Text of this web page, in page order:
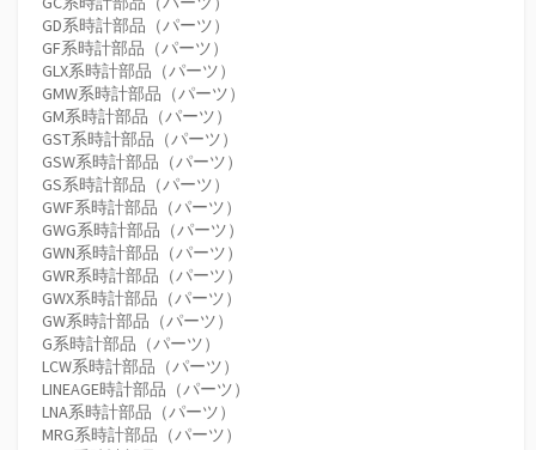
GD系時計部品（パーツ）
GF系時計部品（パーツ）
GLX系時計部品（パーツ）
GMW系時計部品（パーツ）
GM系時計部品（パーツ）
GST系時計部品（パーツ）
GSW系時計部品（パーツ）
GS系時計部品（パーツ）
GWF系時計部品（パーツ）
GWG系時計部品（パーツ）
GWN系時計部品（パーツ）
GWR系時計部品（パーツ）
GWX系時計部品（パーツ）
GW系時計部品（パーツ）
G系時計部品（パーツ）
LCW系時計部品（パーツ）
LINEAGE時計部品（パーツ）
LNA系時計部品（パーツ）
MRG系時計部品（パーツ）